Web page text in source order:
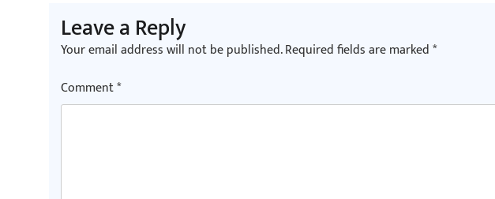
Leave a Reply
Your email address will not be published.Required fields are marked*
Comment*